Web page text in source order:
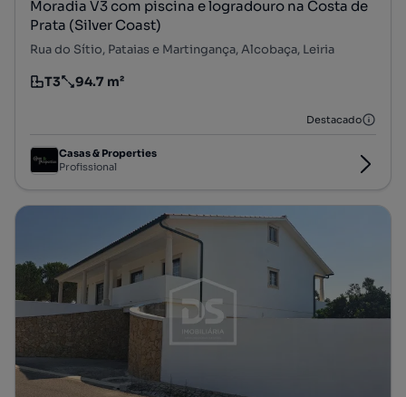
Moradia V3 com piscina e logradouro na Costa de
Prata (Silver Coast)
Rua do Sítio, Pataias e Martingança, Alcobaça, Leiria
Tipologia
T3
Preço por metro quadrado
94.7 m²
Destacado
Casas & Properties
Profissional